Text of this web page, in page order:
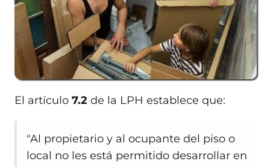
El artículo 7.2 de la LPH establece que:
"Al propietario y al ocupante del piso o
local no les está permitido desarrollar en